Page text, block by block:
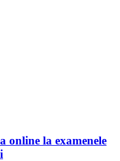
online la examenele